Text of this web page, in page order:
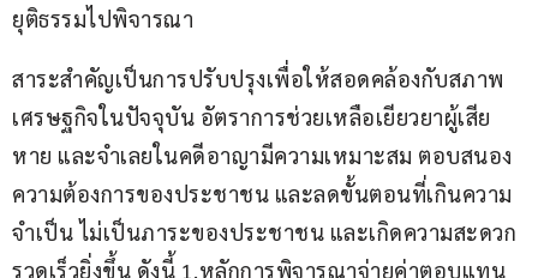
ยุติธรรมไปพิจารณา
สาระสำคัญเป็นการปรับปรุงเพื่อให้สอดคล้องกับสภาพ
เศรษฐกิจในปัจจุบัน อัตราการช่วยเหลือเยียวยาผู้เสีย
หาย และจำเลยในคดีอาญามีความเหมาะสม ตอบสนอง
ความต้องการของประชาชน และลดขั้นตอนที่เกินความ
จำเป็น ไม่เป็นภาระของประชาชน และเกิดความสะดวก
รวดเร็วยิ่งขึ้น ดังนี้ 1.หลักการพิจารณาจ่ายค่าตอบแทน